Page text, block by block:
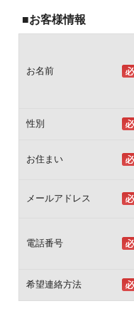
■お客様情報
お名前
性別
お住まい
メールアドレス
電話番号
希望連絡方法